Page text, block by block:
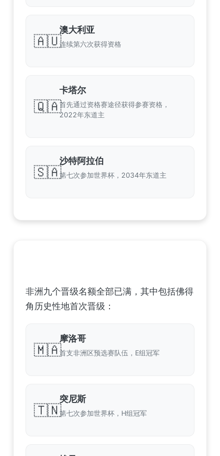
🇦🇺
澳大利亚
连续第六次获得资格
🇶🇦
卡塔尔
首先通过资格赛途径获得参赛资格，
2022年东道主
🇸🇦
沙特阿拉伯
第七次参加世界杯，2034年东道主
非洲九个晋级名额全部已满，其中包括佛得
角历史性地首次晋级：
🇲🇦
摩洛哥
首支非洲区预选赛队伍，E组冠军
🇹🇳
突尼斯
第七次参加世界杯，H组冠军